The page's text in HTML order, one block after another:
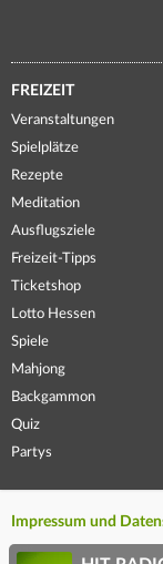
FREIZEIT
Veranstaltungen
Spielplätze
Rezepte
Meditation
Ausflugsziele
Freizeit-Tipps
Ticketshop
Lotto Hessen
Spiele
Mahjong
Backgammon
Quiz
Partys
Impressum und